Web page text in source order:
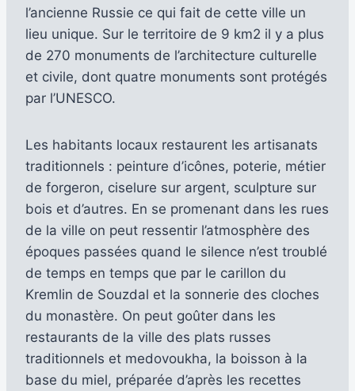
l’ancienne Russie ce qui fait de cette ville un
lieu unique. Sur le territoire de 9 km2 il y a plus
de 270 monuments de l’architecture culturelle
et civile, dont quatre monuments sont protégés
par l’UNESCO.
Les habitants locaux restaurent les artisanats
traditionnels : peinture d’icônes, poterie, métier
de forgeron, ciselure sur argent, sculpture sur
bois et d’autres. En se promenant dans les rues
de la ville on peut ressentir l’atmosphère des
époques passées quand le silence n’est troublé
de temps en temps que par le carillon du
Kremlin de Souzdal et la sonnerie des cloches
du monastère. On peut goûter dans les
restaurants de la ville des plats russes
traditionnels et medovoukha, la boisson à la
base du miel, préparée d’après les recettes